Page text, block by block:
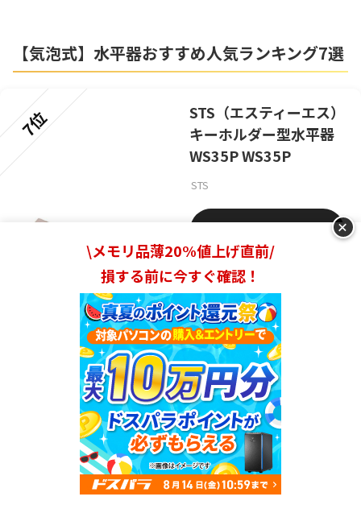
ランキングを見る
【気泡式】水平器おすすめ人気ランキング7選
7位
STS（エスティーエス）
キーホルダー型水平器
WS35P WS35P
STS
楽天市場
Yahooショッピング
携帯性に優れたキーホルダー型水平器
長さ3.5cmと非常に小型なキーホルダー型水平器。
ナもセットになっているので、そのまま持ち歩きできま
+
\メモリ品薄20%値上げ直前/
損する前に今すぐ確認！